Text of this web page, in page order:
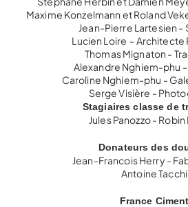
Maxime Konzelmann et Roland
Jean-Pierre Lartesien -
Lucien Loire  - Architecte
Thomas Mignaton -
Alexandre Nghiem-phu
Caroline Nghiem-phu -
Serge Visière -
Stagiaires classe de
Jules Panozzo -
Donateurs des
Jean-Francois Herry -
Antoine Tacchi
France Ciment